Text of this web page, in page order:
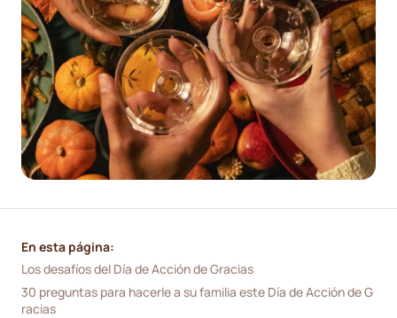
En esta página:
Los desafíos del Día de Acción de Gracias
30 preguntas para hacerle a su familia este Día de Acción de G
racias